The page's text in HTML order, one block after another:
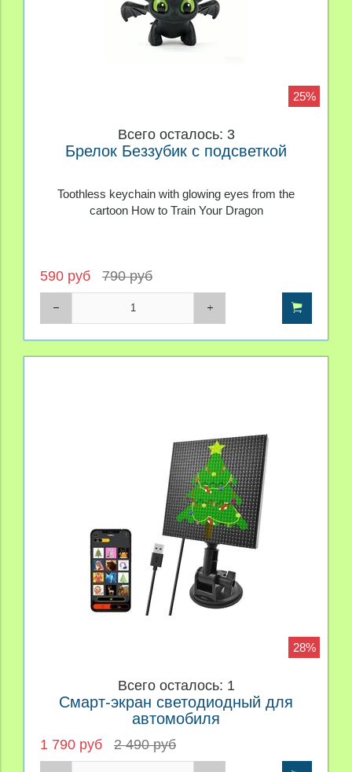
25%
Всего осталось: 3
Брелок Беззубик с подсветкой
Toothless keychain with glowing eyes from the
cartoon How to Train Your Dragon
590 руб 790 руб
28%
Всего осталось: 1
Смарт-экран светодиодный для
автомобиля
1 790 руб 2 490 руб